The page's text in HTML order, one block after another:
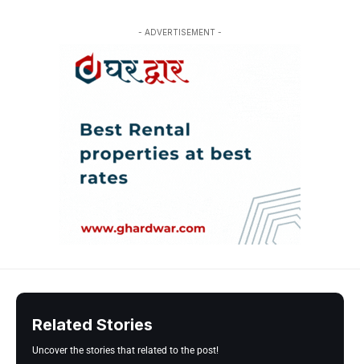
- ADVERTISEMENT -
Related Stories
Uncover the stories that related to the post!